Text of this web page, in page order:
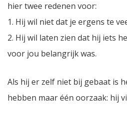
hier twee redenen voor:
1. Hij wil niet dat je ergens te
2. Hij wil laten zien dat hij iets
voor jou belangrijk was.
Als hij er zelf niet bij gebaat is
hebben maar één oorzaak: hij